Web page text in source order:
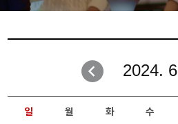
2024. 6
일 월 화 수